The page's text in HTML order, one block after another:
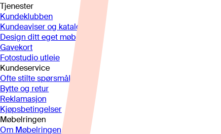
Tjenester
Kundeklubben
Kundeaviser og kataloger
Design ditt eget møbel
Gavekort
Fotostudio utleie
Kundeservice
Ofte stilte spørsmål
Bytte og retur
Reklamasjon
Kjøpsbetingelser
Møbelringen
Om Møbelringen